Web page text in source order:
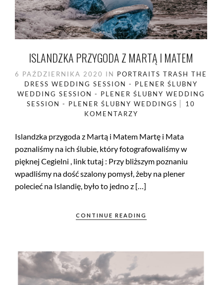
ISLANDZKA PRZYGODA Z MARTĄ I MATEM
6 PAŹDZIERNIKA 2020 IN PORTRAITS TRASH THE
DRESS WEDDING SESSION - PLENER ŚLUBNY
WEDDING SESSION - PLENER ŚLUBNY WEDDING
SESSION - PLENER ŚLUBNY WEDDINGS
10
KOMENTARZY
Islandzka przygoda z Martą i Matem Martę i Mata
poznaliśmy na ich ślubie, który fotografowaliśmy w
pięknej Cegielni , link tutaj : Przy bliższym poznaniu
wpadliśmy na dość szalony pomysł, żeby na plener
polecieć na Islandię, było to jedno z […]
CONTINUE READING